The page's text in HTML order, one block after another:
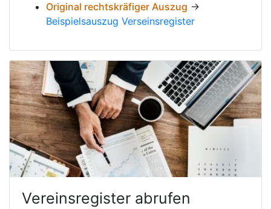
Original rechtskräfiger Auszug →
Beispielsauszug Verseinsregister
Vereinsregister abrufen